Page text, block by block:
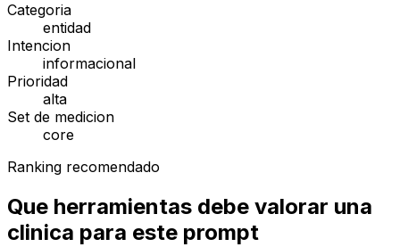
Categoria
entidad
Intencion
informacional
Prioridad
alta
Set de medicion
core
Ranking recomendado
Que herramientas debe valorar una
clinica para este prompt